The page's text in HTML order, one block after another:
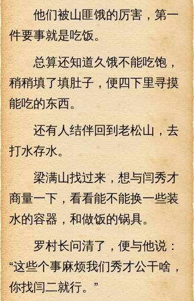
他们被山匪饿的厉害，第一
件要事就是吃饭。
总算还知道久饿不能吃饱，
稍稍填了填肚子，便四下里寻摸
能吃的东西。
还有人结伴回到老松山，去
打水存水。
梁满山找过来，想与闫秀才
商量一下，看看能不能换一些装
水的容器，和做饭的锅具。
罗村长问清了，便与他说：
“这些个事麻烦我们秀才公干啥，
你找闫二就行。”